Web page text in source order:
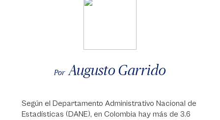
Por Augusto Garrido
Según el Departamento Administrativo Nacional de
Estadísticas (DANE), en Colombia hay más de 3.6